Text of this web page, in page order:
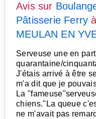
Avis sur
Pâtisserie Ferry à
MEULAN EN
Serveuse une en
quarantaine/
J'étais arrivé à être
m'a dit que je
La
chiens."La queue
ne m'avait pas